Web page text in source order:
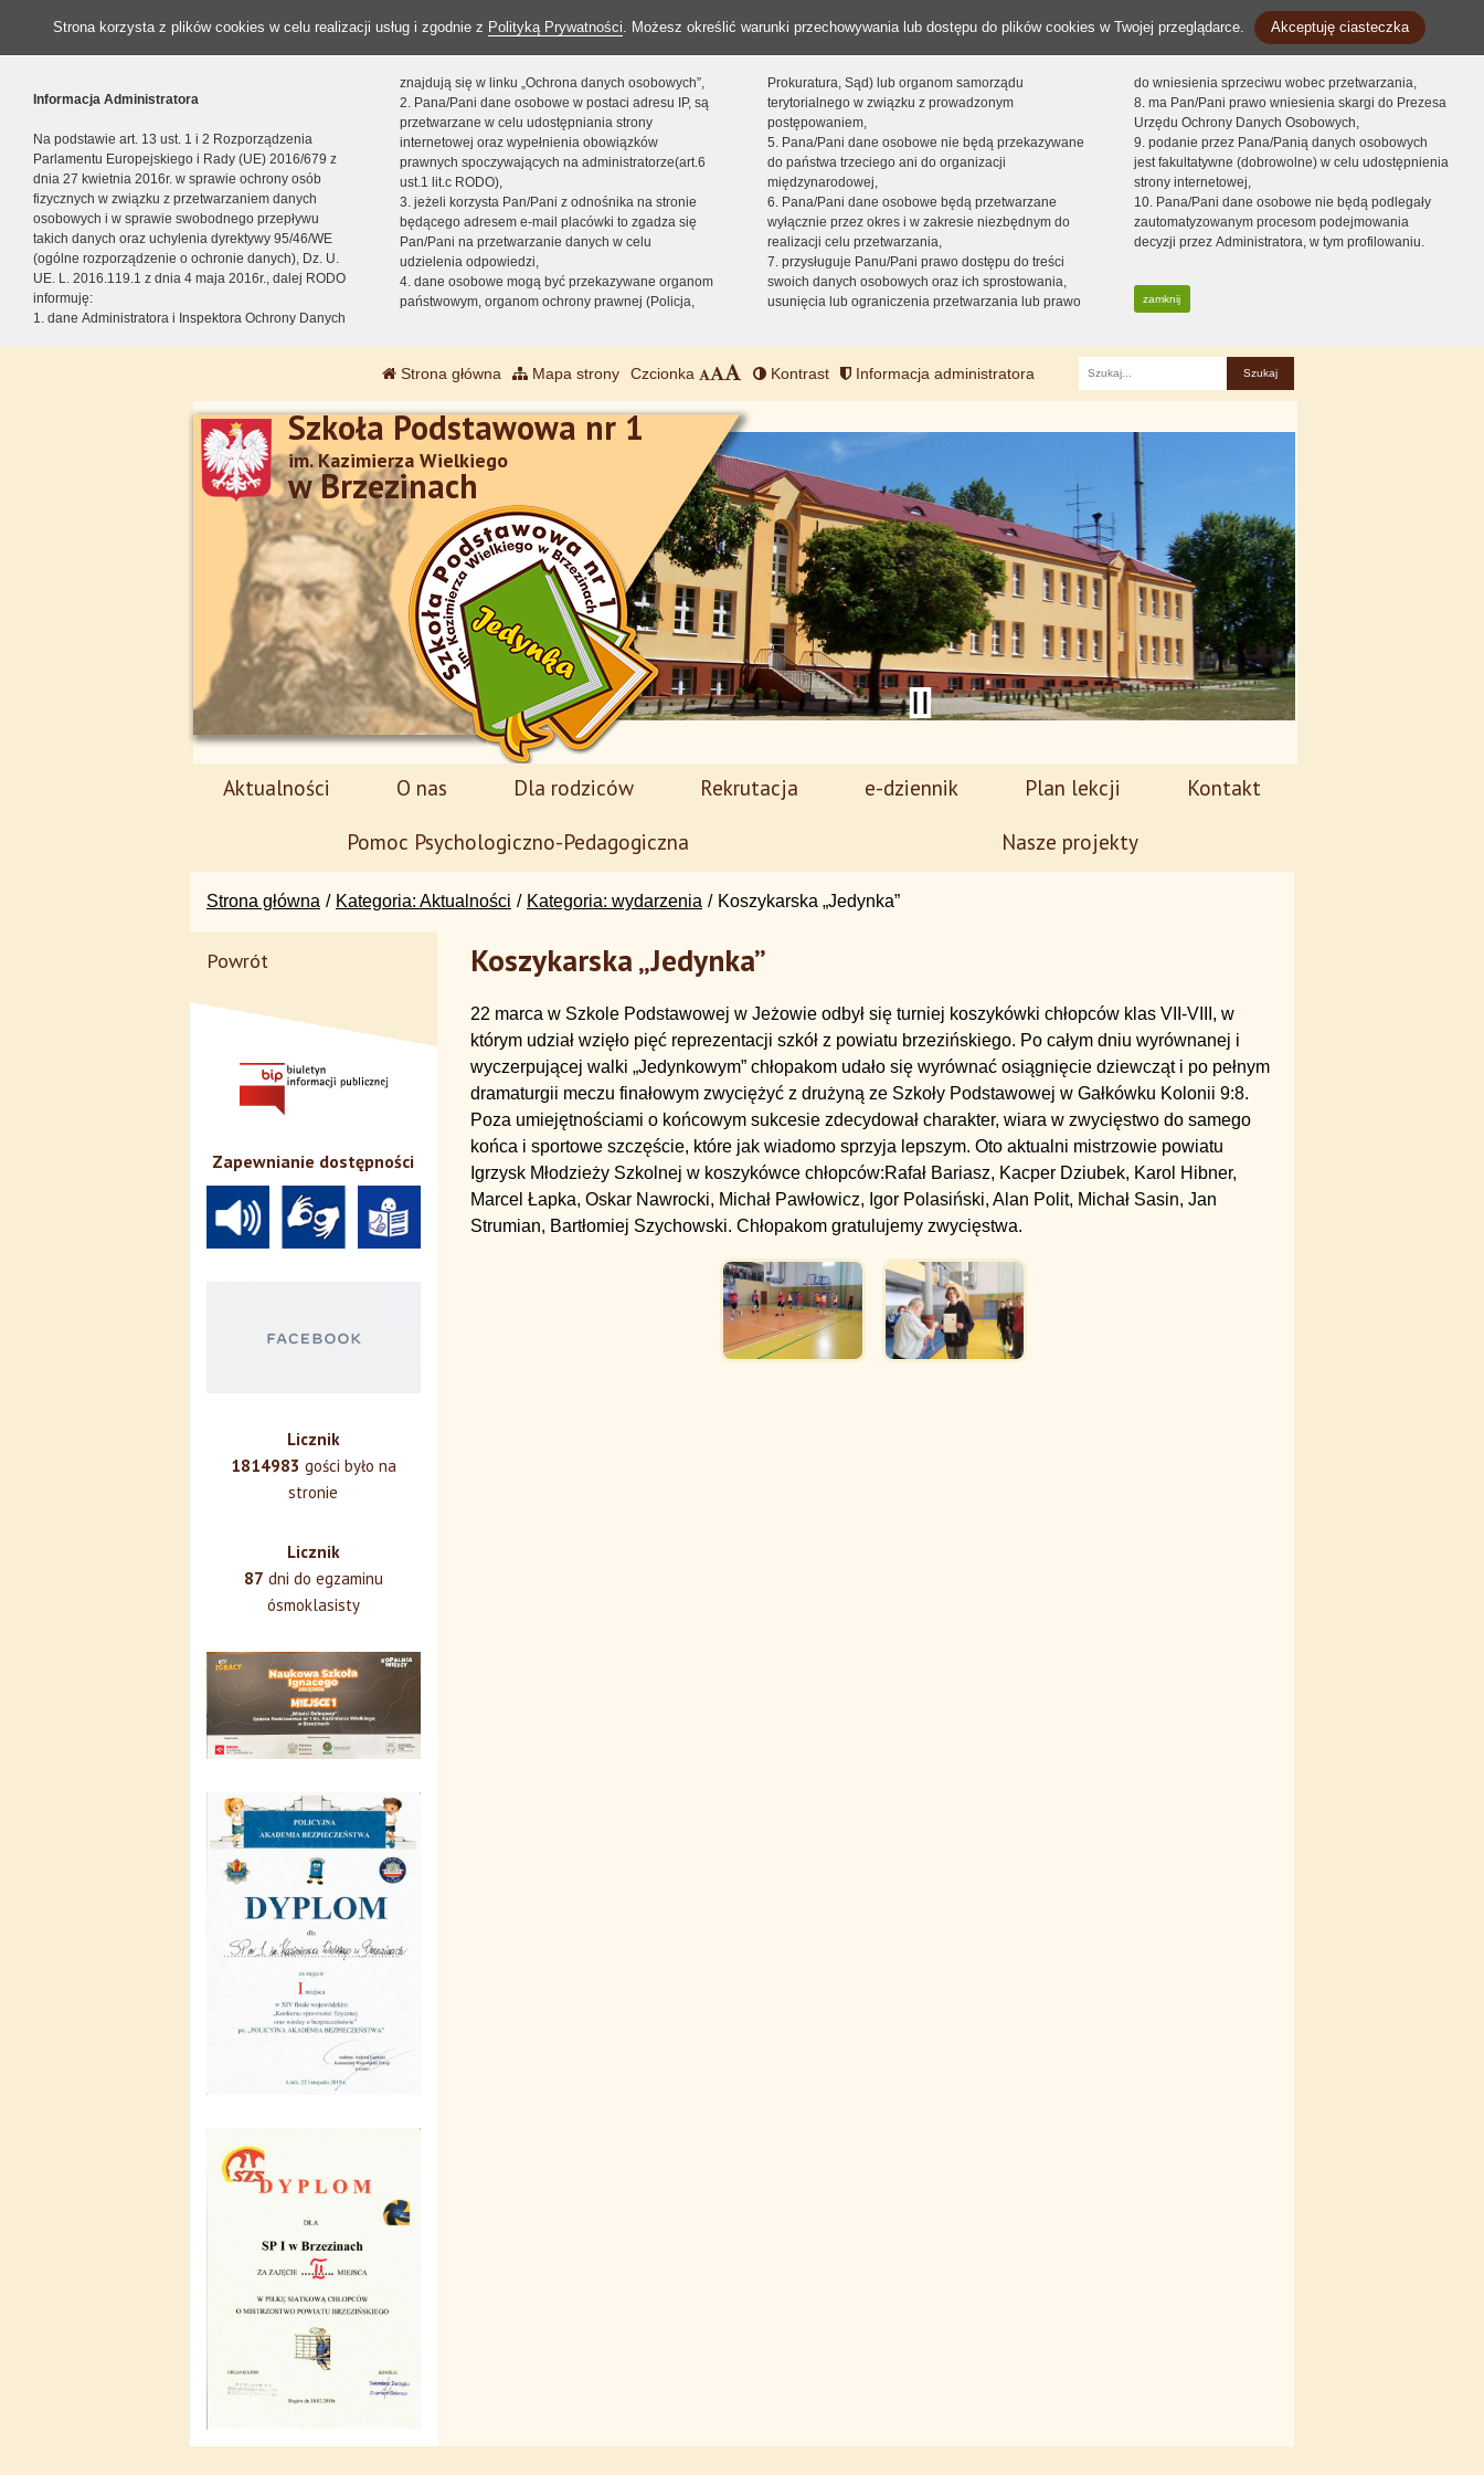
Strona korzysta z plików cookies w celu realizacji usług i zgodnie z Polityką Prywatności. Możesz określić warunki przechowywania lub dostępu do plików cookies w Twojej przeglądarce. Akceptuję ciasteczka
Informacja Administratora
Na podstawie art. 13 ust. 1 i 2 Rozporządzenia
Parlamentu Europejskiego i Rady (UE) 2016/679 z
dnia 27 kwietnia 2016r. w sprawie ochrony osób
fizycznych w związku z przetwarzaniem danych
osobowych i w sprawie swobodnego przepływu
takich danych oraz uchylenia dyrektywy 95/46/WE
(ogólne rozporządzenie o ochronie danych), Dz. U.
UE. L. 2016.119.1 z dnia 4 maja 2016r., dalej RODO
informuję:
1. dane Administratora i Inspektora Ochrony Danych
znajdują się w linku „Ochrona danych osobowych”,
2. Pana/Pani dane osobowe w postaci adresu IP, są
przetwarzane w celu udostępniania strony
internetowej oraz wypełnienia obowiązków
prawnych spoczywających na administratorze(art.6
ust.1 lit.c RODO),
3. jeżeli korzysta Pan/Pani z odnośnika na stronie
będącego adresem e-mail placówki to zgadza się
Pan/Pani na przetwarzanie danych w celu
udzielenia odpowiedzi,
4. dane osobowe mogą być przekazywane organom
państwowym, organom ochrony prawnej (Policja,
Prokuratura, Sąd) lub organom samorządu
terytorialnego w związku z prowadzonym
postępowaniem,
5. Pana/Pani dane osobowe nie będą przekazywane
do państwa trzeciego ani do organizacji
międzynarodowej,
6. Pana/Pani dane osobowe będą przetwarzane
wyłącznie przez okres i w zakresie niezbędnym do
realizacji celu przetwarzania,
7. przysługuje Panu/Pani prawo dostępu do treści
swoich danych osobowych oraz ich sprostowania,
usunięcia lub ograniczenia przetwarzania lub prawo
do wniesienia sprzeciwu wobec przetwarzania,
8. ma Pan/Pani prawo wniesienia skargi do Prezesa
Urzędu Ochrony Danych Osobowych,
9. podanie przez Pana/Panią danych osobowych
jest fakultatywne (dobrowolne) w celu udostępnienia
strony internetowej,
10. Pana/Pani dane osobowe nie będą podlegały
zautomatyzowanym procesom podejmowania
decyzji przez Administratora, w tym profilowaniu.
zamknij
Strona główna Mapa strony Czcionka Kontrast Informacja administratora
Fraza
Szkoła Podstawowa nr 1
im. Kazimierza Wielkiego
w Brzezinach
Aktualności O nas Dla rodziców Rekrutacja e-dziennik Plan lekcji
Kontakt
Pomoc Psychologiczno-Pedagogiczna
Nasze projekty
Strona główna Kategoria: Aktualności Kategoria: wydarzenia Koszykarska „Jedynka”
Koszykarska „Jedynka”
22 marca w Szkole Podstawowej w Jeżowie odbył się turniej koszykówki chłopców klas VII-VIII, w
którym udział wzięło pięć reprezentacji szkół z powiatu brzezińskiego. Po całym dniu wyrównanej i
wyczerpującej walki „Jedynkowym” chłopakom udało się wyrównać osiągnięcie dziewcząt i po pełnym
dramaturgii meczu finałowym zwyciężyć z drużyną ze Szkoły Podstawowej w Gałkówku Kolonii 9:8.
Poza umiejętnościami o końcowym sukcesie zdecydował charakter, wiara w zwycięstwo do samego
końca i sportowe szczęście, które jak wiadomo sprzyja lepszym. Oto aktualni mistrzowie powiatu
Igrzysk Młodzieży Szkolnej w koszykówce chłopców:Rafał Bariasz, Kacper Dziubek, Karol Hibner,
Marcel Łapka, Oskar Nawrocki, Michał Pawłowicz, Igor Polasiński, Alan Polit, Michał Sasin, Jan
Strumian, Bartłomiej Szychowski. Chłopakom gratulujemy zwycięstwa.
Powrót
Zapewnianie dostępności
Licznik
1814983 gości było na
stronie
Licznik
87 dni do egzaminu
ósmoklasisty